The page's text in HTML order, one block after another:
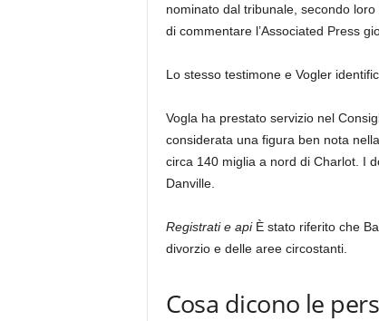
nominato dal tribunale, secondo loro
di commentare l’Associated Press
Lo stesso testimone e Vogler
Vogla ha prestato servizio nel
considerata una figura ben nota
circa 140 miglia a nord di Charlot. I
Danville.
Registrati e apiÈ stato riferito che
divorzio e delle aree circostanti.
Cosa dicono le